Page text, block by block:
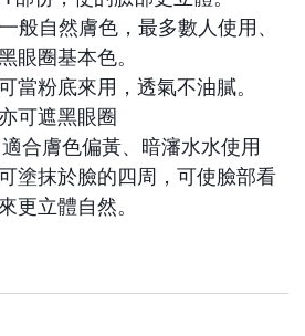
般自然膚色，最多數人使用、
眼圈基本色。
當粉底來用，透氣不油膩。
可遮黑眼圈
適合膚色偏黃、暗瀋水水使用
塗抹於臉的四周，可使臉部看
更立體自然。